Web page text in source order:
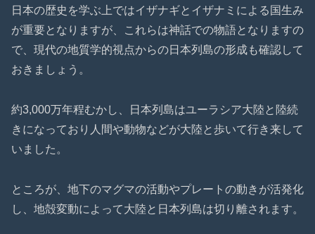
日本の歴史を学ぶ上ではイザナギとイザナミによる国生み
が重要となりますが、これらは神話での物語となりますの
で、現代の地質学的視点からの日本列島の形成も確認して
おきましょう。
約3,000万年程むかし、日本列島はユーラシア大陸と陸続
きになっており人間や動物などが大陸と歩いて行き来して
いました。
ところが、地下のマグマの活動やプレートの動きが活発化
し、地殻変動によって大陸と日本列島は切り離されます。